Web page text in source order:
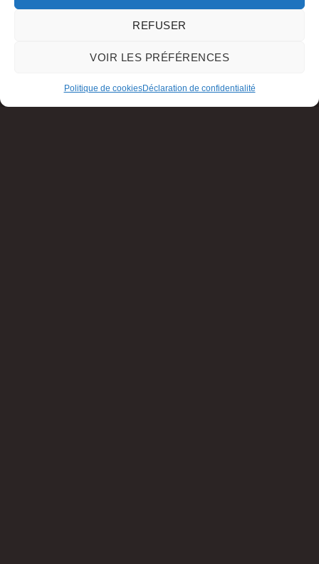
REFUSER
VOIR LES PRÉFÉRENCES
Politique de cookiesDéclaration de confidentialité